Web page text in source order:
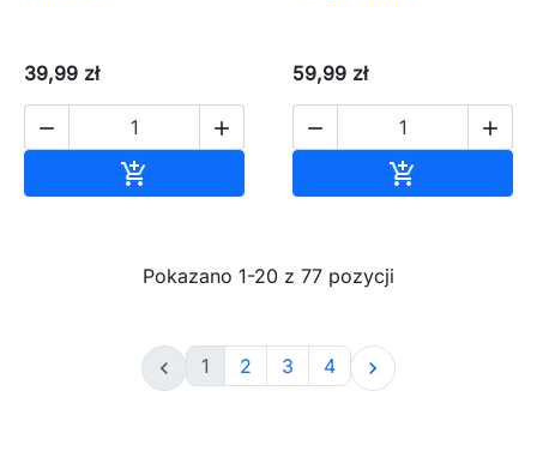
39,99 zł
 

59,99 zł
 

Pokazano 1-20 z 77 pozycji
 1 2 3 4 